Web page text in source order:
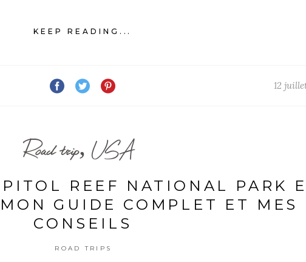
KEEP READING...
12
Road trip, USA
REEF NATIONAL PARK
GUIDE COMPLET ET MES
CONSEILS
ROAD TRIPS